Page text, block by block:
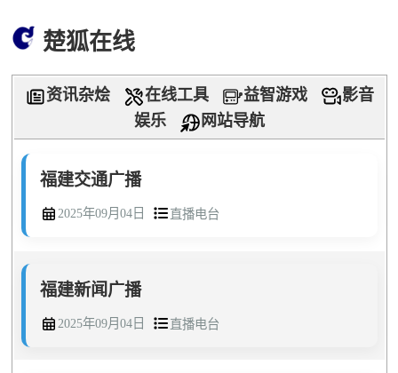
楚狐在线
资讯杂烩 在线工具 益智游戏
影音
娱乐
网站导航
福建交通广播
2025年09月04日 直播电台
福建新闻广播
2025年09月04日 直播电台